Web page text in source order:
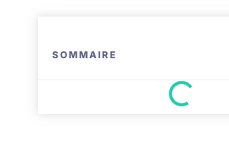
SOMMAIRE